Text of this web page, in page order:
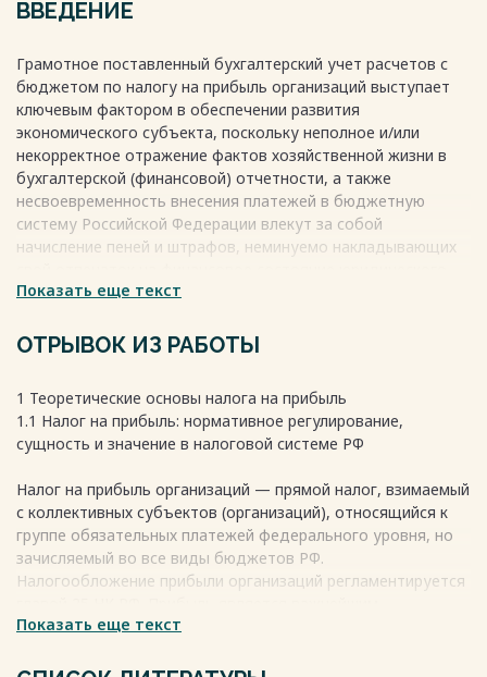
2.3 Совершенствование учета расчетов по налогу на
ЗАКЛЮЧЕНИЕ 27
СПИСОК ИСПОЛЬЗОВАННОЙ ЛИТЕРАТУРЫ 29
Весь текст будет доступенпосле покупки
ВВЕДЕНИЕ
Грамотное поставленный бухгалтерский учет расчетов с
бюджетом по налогу на прибыль организаций выступает
ключевым фактором в обеспечении развития
экономического субъекта, поскольку неполное и/или
некорректное отражение фактов хозяйственной жизни в
бухгалтерской (финансовой) отчетности, а также
несвоевременность внесения платежей в бюджетную
систему Российской Федерации влекут за собой
начисление пеней и штрафов, неминуемо накладывающих
лица. В настоящее время все сильнее возрастает
Государство определяет эту эффективность путем
При этом ему не всегда удается достичь желаемых
результатов. Прибыль является денежным выражением
базовой доли денежных накоплений, которые
собственности. С экономической точки зрения данное
понятие дает характеристику финансовому результату
предпринимательской деятельности организации.
Весь текст будет доступенпосле покупки
Показать еще текст
ОТРЫВОК ИЗ РАБОТЫ
1 Теоретические основы налога на прибыль
1.1 Налог на прибыль: нормативное регулирование,
сущность и значение в налоговой системе РФ
Налог на прибыль организаций — прямой налог, взимаемый
с коллективных субъектов (организаций), относящийся к
группе обязательных платежей федерального уровня, но
зачисляемый во все виды бюджетов РФ.
Налогообложение прибыли организаций регламентируется
показателем финансово-хозяйственной деятельности
выделяют следующие виды прибыли: экономическую,
Показать еще текст